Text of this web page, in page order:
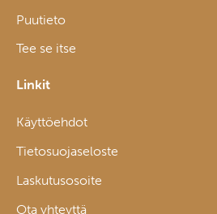
Puutieto
Tee se itse
Linkit
Käyttöehdot
Tietosuojaseloste
Laskutusosoite
Ota yhteyttä